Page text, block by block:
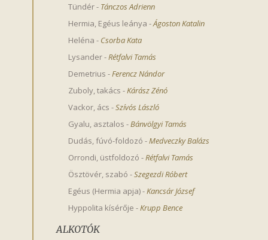
Tündér- Tánczos Adrienn
Hermia, Egéus leánya -Ágoston Katalin
Heléna - Csorba Kata
Lysander-Rétfalvi Tamás
Demetrius -Ferencz Nándor
Zuboly, takács -Kárász Zénó
Vackor, ács -Szívós László
Gyalu, asztalos -Bánvölgyi Tamás
Dudás, fúvó-foldozó -Medveczky Balázs
Orrondi, üstfoldozó -Rétfalvi Tamás
Ösztövér, szabó -Szegezdi Róbert
Egéus (Hermia apja)-Kancsár József
Hyppolita kísérője -Krupp Bence
ALKOTÓK